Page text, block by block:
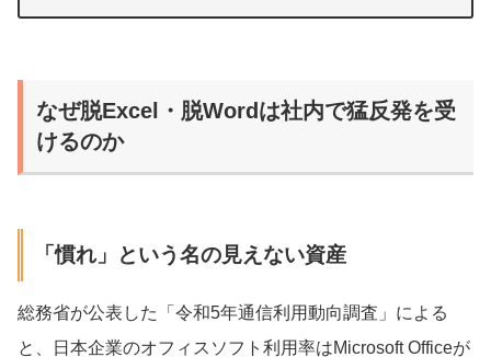
なぜ脱Excel・脱Wordは社内で猛反発を受
けるのか
「慣れ」という名の見えない資産
総務省が公表した「令和5年通信利用動向調査」による
と、日本企業のオフィスソフト利用率はMicrosoft Officeが